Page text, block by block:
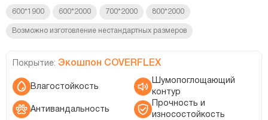
600*1900 600*2000 700*2000 800*2000
Возможно изготовление нестандартных размеров
Покрытие: Экошпон COVERFLEX
Влагостойкость
Шумопоглощающий
контур
Антивандальность
Прочность и
износостойкость